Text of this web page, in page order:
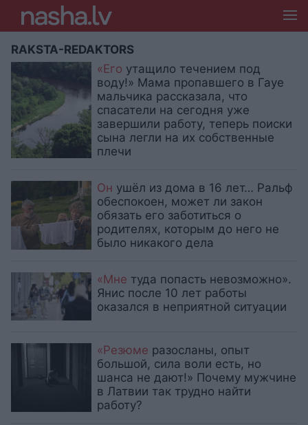
RAKSTA-REDAKTORS
«Его утащило течением под
воду!» Мама пропавшего в Гауе
мальчика рассказала, что
спасатели на сегодня уже
завершили работу, теперь поиски
сына легли на их собственные
плечи
Он ушёл из дома в 16 лет… Ральф
обеспокоен, может ли закон
обязать его заботиться о
родителях, которым до него не
было никакого дела
«Мне туда попасть невозможно».
Янис после 10 лет работы
оказался в неприятной ситуации
«Резюме разосланы, опыт
большой, сила воли есть, но
шанса не дают!» Почему мужчине
в Латвии так трудно найти
работу?